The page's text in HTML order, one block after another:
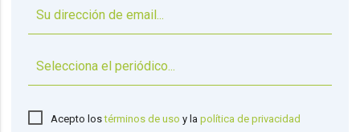
Acepto lostérminos de uso y lapolítica de privacidad